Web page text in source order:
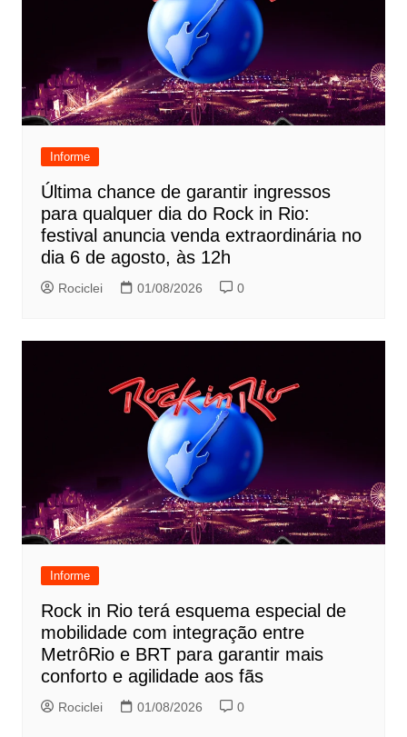
Informe
Última chance de garantir ingressos
para qualquer dia do Rock in Rio:
festival anuncia venda extraordinária no
dia 6 de agosto, às 12h
Rociclei 01/08/2026 0
Informe
Rock in Rio terá esquema especial de
mobilidade com integração entre
MetrôRio e BRT para garantir mais
conforto e agilidade aos fãs
Rociclei 01/08/2026 0